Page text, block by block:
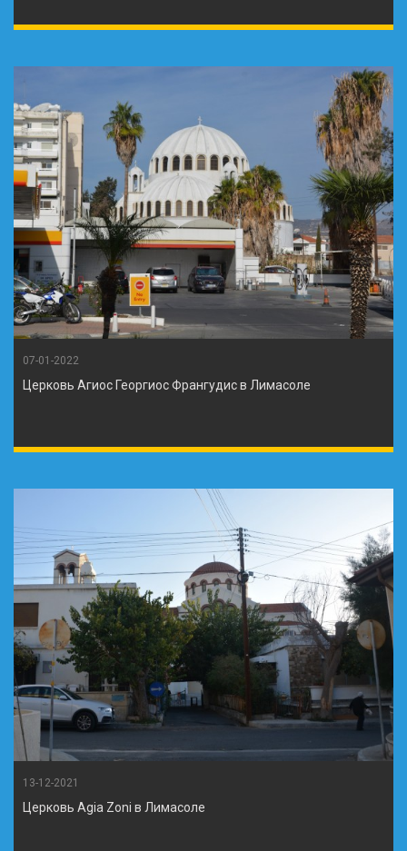
07-01-2022
Церковь Агиос Георгиос Франгудис в Лимасоле
13-12-2021
Церковь Agia Zoni в Лимасоле